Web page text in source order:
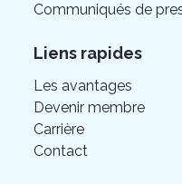
Communiqués de
Liens rapides
Les avantages
Devenir membre
Carrière
Contact